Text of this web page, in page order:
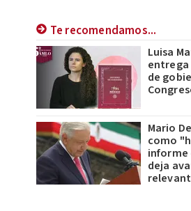
Te recomendamos...
Luisa
de
Mario
como
informe
deja